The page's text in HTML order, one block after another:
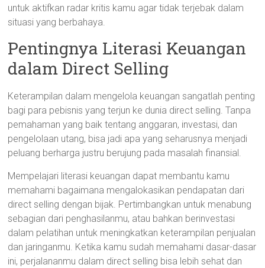
untuk aktifkan radar kritis kamu agar tidak terjebak dalam
situasi yang berbahaya.
Pentingnya Literasi Keuangan
dalam Direct Selling
Keterampilan dalam mengelola keuangan sangatlah penting
bagi para pebisnis yang terjun ke dunia direct selling. Tanpa
pemahaman yang baik tentang anggaran, investasi, dan
pengelolaan utang, bisa jadi apa yang seharusnya menjadi
peluang berharga justru berujung pada masalah finansial.
Mempelajari literasi keuangan dapat membantu kamu
memahami bagaimana mengalokasikan pendapatan dari
direct selling dengan bijak. Pertimbangkan untuk menabung
sebagian dari penghasilanmu, atau bahkan berinvestasi
dalam pelatihan untuk meningkatkan keterampilan penjualan
dan jaringanmu. Ketika kamu sudah memahami dasar-dasar
ini, perjalananmu dalam direct selling bisa lebih sehat dan